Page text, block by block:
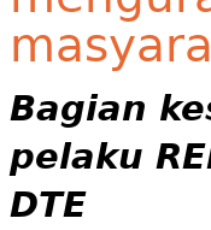
Bagian
pelaku
DTE